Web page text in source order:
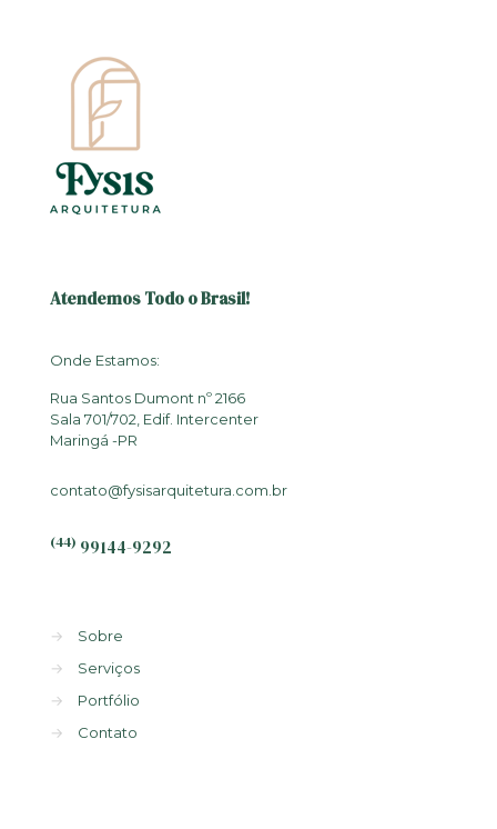
Atendemos Todo o Brasil!
Onde Estamos:
Rua Santos Dumont nº 2166
Sala 701/702, Edif. Intercenter
Maringá -PR
contato@fysisarquitetura.com.br
(44) 99144-9292
→
Sobre
→
Serviços
→
Portfólio
→
Contato